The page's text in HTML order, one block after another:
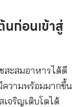
ก่อนเข้าสู่
ะสมอาหารได้ดี
ความพร้อมมากขึ้น
จริญเติบโตได้